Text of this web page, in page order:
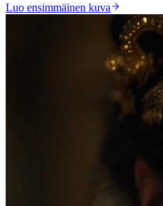
Luo ensimmäinen kuva